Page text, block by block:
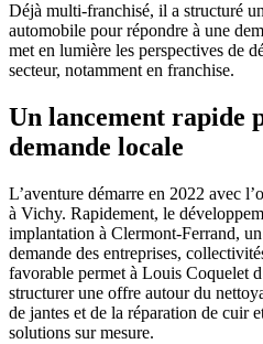
Déjà multi-franchisé, il a structuré
automobile pour répondre à une
met en lumière les perspectives de
secteur, notamment en franchise.
Un lancement rapide
demande locale
L’aventure démarre en 2022 avec
à Vichy. Rapidement, le
implantation à Clermont-Ferrand,
demande des entreprises,
favorable permet à Louis Coquelet
structurer une offre autour du
de jantes et de la réparation de cuir
solutions sur mesure.